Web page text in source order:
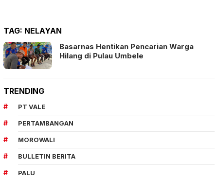
TAG: NELAYAN
Basarnas Hentikan Pencarian Warga
Hilang di Pulau Umbele
TRENDING
PT VALE
PERTAMBANGAN
MOROWALI
BULLETIN BERITA
PALU